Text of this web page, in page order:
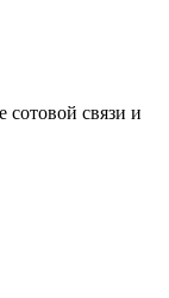
связи и